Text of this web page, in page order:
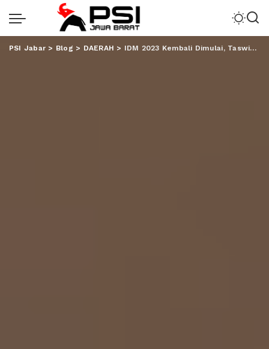
PSI Jabar > Blog > DAERAH > IDM 2023 Kembali Dimulai, Taswin TAPM : Perbedaannya Cukup Signifikan